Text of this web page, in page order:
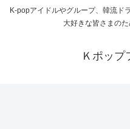
K-popアイドルやグループ、韓流ド
大好きな皆さまの
Ｋポップ